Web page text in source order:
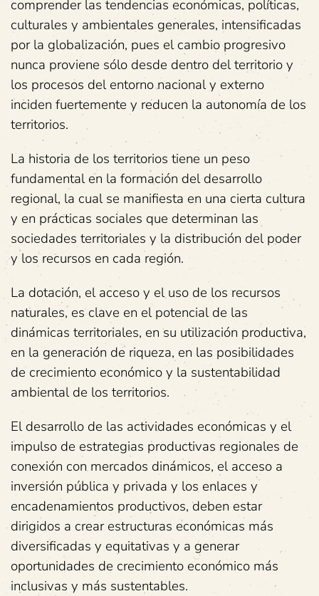
comprender las tendencias económicas, políticas,
culturales y ambientales generales, intensificadas
por la globalización, pues el cambio progresivo
nunca proviene sólo desde dentro del territorio y
los procesos del entorno nacional y externo
inciden fuertemente y reducen la autonomía de los
territorios.
La historia de los territorios tiene un peso
fundamental en la formación del desarrollo
regional, la cual se manifiesta en una cierta cultura
y en prácticas sociales que determinan las
sociedades territoriales y la distribución del poder
y los recursos en cada región.
La dotación, el acceso y el uso de los recursos
naturales, es clave en el potencial de las
dinámicas territoriales, en su utilización productiva,
en la generación de riqueza, en las posibilidades
de crecimiento económico y la sustentabilidad
ambiental de los territorios.
El desarrollo de las actividades económicas y el
impulso de estrategias productivas regionales de
conexión con mercados dinámicos, el acceso a
inversión pública y privada y los enlaces y
encadenamientos productivos, deben estar
dirigidos a crear estructuras económicas más
diversificadas y equitativas y a generar
oportunidades de crecimiento económico más
inclusivas y más sustentables.